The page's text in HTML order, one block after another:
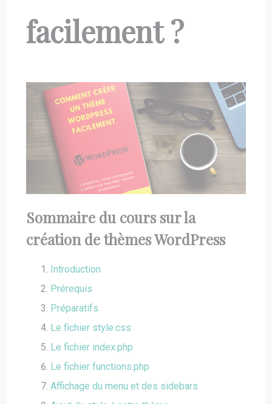
facilement ?
Sommaire du courssur la
création de thèmes WordPress
Introduction
Prérequis
Préparatifs
Le fichier style.css
Le fichier index.php
Le fichier functions.php
Affichage du menu et des sidebars